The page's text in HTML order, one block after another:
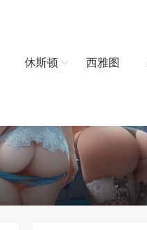
休斯顿 西雅图